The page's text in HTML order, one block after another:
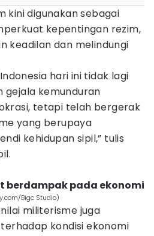
kini digunakan sebagai
kepentingan rezim,
keadilan dan melindungi
hari ini tidak lagi
gejala kemunduran
tetapi telah bergerak
yang berupaya
kehidupan sipil,” tulis
berdampak pada ekonomi
Bigc Studio)
militerisme juga
kondisi ekonomi